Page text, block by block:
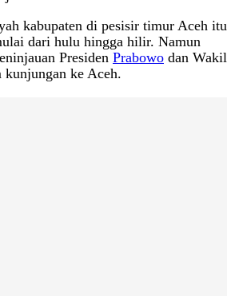
kabupaten di pesisir timur Aceh itu
dari hulu hingga hilir. Namun
Presiden Prabowo dan Wakil
kunjungan ke Aceh.